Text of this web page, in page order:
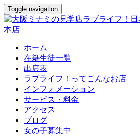
Toggle navigation
ホーム
在籍生徒一覧
出席表
ラブライフ！ってこんなお店
インフォメーション
サービス・料金
アクセス
ブログ
女の子募集中